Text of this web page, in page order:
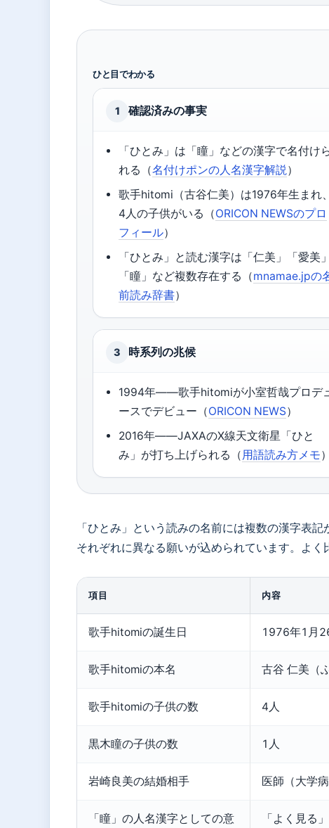
ひと目でわかる
1 確認済みの事実
「ひとみ」は「瞳」などの漢字で名付け
れる（名付けポンの人名漢字解説）
歌手hitomi（古谷仁美）は1976年生まれ、
4人の子供がいる（ORICON NEWSのプロ
フィール）
「ひとみ」と読む漢字は「仁美」「愛美」
「瞳」など複数存在する（mnamae.jpの
前読み辞書）
3 時系列の兆候
1994年——歌手hitomiが小室哲哉プロデ
ースでデビュー（ORICON NEWS）
2016年——JAXAのX線天文衛星「ひと
み」が打ち上げられる（用語読み方メモ）
「ひとみ」という読みの名前には複数の漢字表記
それぞれに異なる願いが込められています。よく
項目 内容
歌手hitomiの誕生日 1976年1月
歌手hitomiの本名 古谷 仁美（
歌手hitomiの子供の数 4人
黒木瞳の子供の数 1人
岩崎良美の結婚相手 医師（大学病
「瞳」の人名漢字としての意
「よく見る